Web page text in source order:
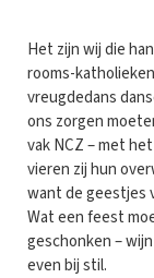
Het zijn wij die
rooms-
vreugdedans
ons zorgen
vak NCZ – met
vieren zij hun
want de geestjes
Wat een feest
geschonken –
even bij stil.